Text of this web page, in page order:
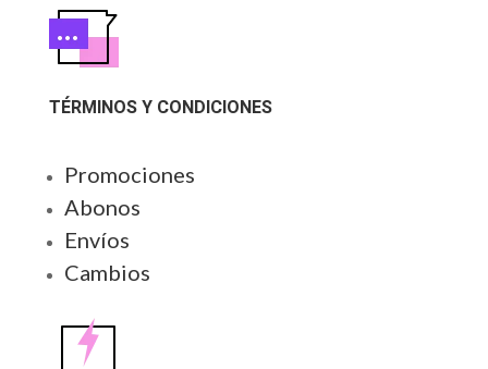
TÉRMINOS Y CONDICIONES
Promociones
Abonos
Envíos
Cambios